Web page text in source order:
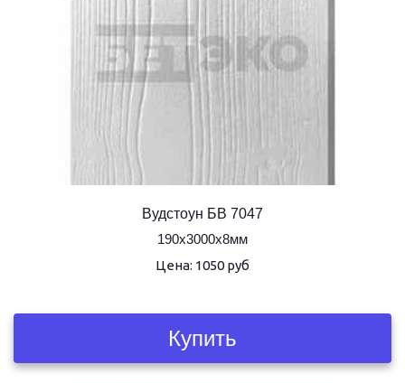
Вудстоун БВ 7047
190х3000х8мм
Цена: 1050 руб
Купить